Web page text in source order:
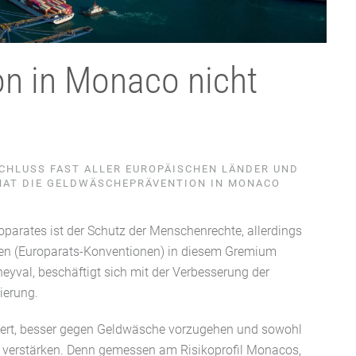
in Monaco nicht
FAST ALLER EUROPÄISCHEN LÄNDER UND
DIE GELDWÄSCHEPRÄVENTION IN MONACO
ist der Schutz der Menschenrechte, allerdings
(Europarats-Konventionen) in diesem Gremium
beschäftigt sich mit der Verbesserung der
besser gegen Geldwäsche vorzugehen und sowohl
Denn gemessen am Risikoprofil Monacos,